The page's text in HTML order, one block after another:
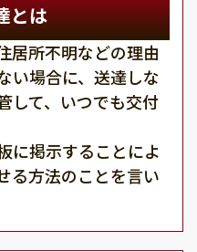
とは
居所不明などの理由
い場合に、送達しな
して、いつでも交付
に掲示することによ
る方法のことを言い